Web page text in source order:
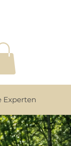
Experten